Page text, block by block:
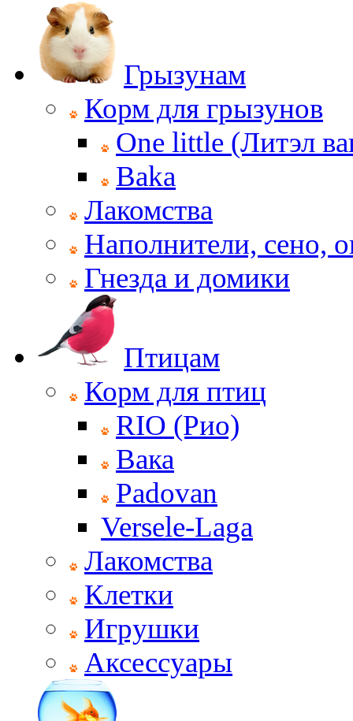
Грызунам
Корм для грызунов
One little (Литэл
Baka
Лакомства
Наполнители, сено,
Гнезда и домики
Птицам
Корм для птиц
RIO (Рио)
Вака
Padovan
Versele-Laga
Лакомства
Клетки
Игрушки
Аксессуары